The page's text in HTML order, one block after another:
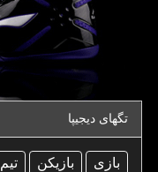
تگهای دیجیپا
بازی بازیكن تیم